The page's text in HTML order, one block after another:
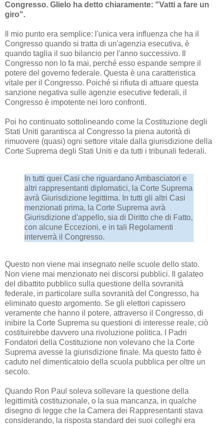
Congresso. Glielo ha detto chiaramente: "Vatti a fare un
giro".
Il mio punto era semplice: l'unica vera influenza che ha il
Congresso quando si tratta di un'agenzia esecutiva, è
quando taglia il suo bilancio per l'anno successivo. Il
Congresso non lo fa mai, perché esso espande sempre il
potere del governo federale. Questa è una caratteristica
vitale per il Congresso. Poiché si rifiuta di attuare questa
sanzione negativa sulle agenzie esecutive federali, il
Congresso è impotente nei loro confronti.
Poi ho continuato sottolineando come la Costituzione degli
Stati Uniti garantisca al Congresso la piena autorità di
rimuovere (quasi) ogni settore vitale dalla giurisdizione della
Corte Suprema degli Stati Uniti e da tutti i tribunali federali.
In tutti quei Casi che riguardano Ambasciatori e
altri rappresentanti diplomatici, la Corte Suprema
avrà Giurisdizione legittima. In tutti gli altri Casi
menzionati prima, la Corte Suprema avrà
Giurisdizione d'appello, sia di Diritto che di Fatto,
con alcune Eccezioni, e in tali Regolamenti
interverrà il Congresso.
Questo non viene mai insegnato nelle scuole dello stato.
Non viene mai menzionato nei discorsi pubblici. Il galateo
del dibattito pubblico sulla questione della sovranità
federale, in particolare sulla sovranità del Congresso, ha
eliminato questo argomento. Se gli elettori capissero
veramente che hanno il potere, attraverso il Congresso, di
inibire la Corte Suprema su questioni di interesse reale, ciò
costituirebbe davvero una rivoluzione politica. I Padri
Fondatori della Costituzione non volevano che la Corte
Suprema avesse la giurisdizione finale. Ma questo fatto è
caduto nel dimenticatoio della scuola pubblica per oltre un
secolo.
Quando Ron Paul soleva sollevare la questione della
legittimità costituzionale, o la sua mancanza, in qualche
disegno di legge che la Camera dei Rappresentanti stava
considerando, la risposta standard dei suoi colleghi era